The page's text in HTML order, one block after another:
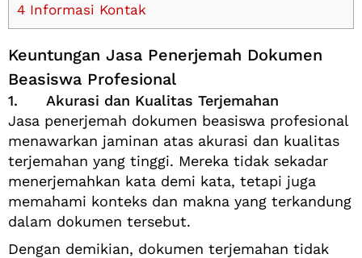
4 Informasi Kontak
Keuntungan Jasa Penerjemah Dokumen
Beasiswa Profesional
1. Akurasi dan Kualitas Terjemahan
Jasa penerjemah dokumen beasiswa profesional
menawarkan jaminan atas akurasi dan kualitas
terjemahan yang tinggi. Mereka tidak sekadar
menerjemahkan kata demi kata, tetapi juga
memahami konteks dan makna yang terkandung
dalam dokumen tersebut.
Dengan demikian, dokumen terjemahan tidak